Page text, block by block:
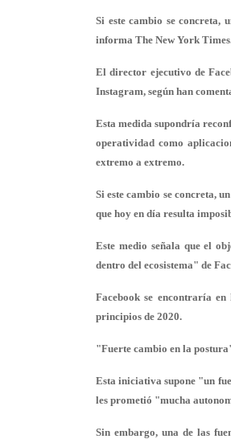
Si este cambio se concreta,
informa The New York
El director ejecutivo de
Instagram, según han
Esta medida supondría
operatividad como
extremo a extremo.
Si este cambio se concreta,
que hoy en día resulta
Este medio señala que el
dentro del ecosistema" de
Facebook se encontraría
principios de 2020.
"Fuerte cambio en la
Esta iniciativa supone "un
les prometió "mucha
Sin embargo, una de las